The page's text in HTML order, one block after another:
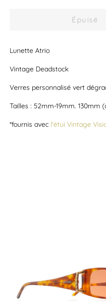
Épuisé
Lunette Atrio
Vintage Deadstock
Verres personnalisé vert
Tailles : 52mm-19mm.
*fournis avec l'étui Vintage